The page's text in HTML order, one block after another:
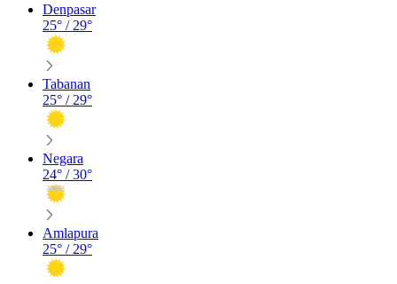
Denpasar
25° / 29°
Tabanan
25° / 29°
Negara
24° /30°
Amlapura
25° / 29°